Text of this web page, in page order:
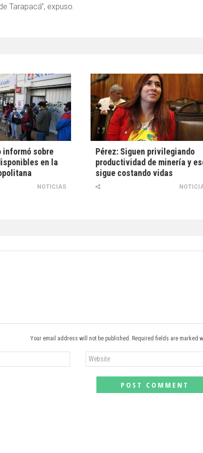
Tarapacá”, expuso.
informó sobre
en la
NOTICIAS
Pérez: Siguen privilegiando
productividad de minería y
sigue costando vidas
Your email address will not be published. Required fields are marked